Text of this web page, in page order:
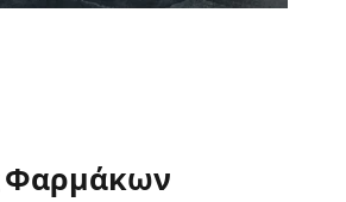
Φαρμάκων